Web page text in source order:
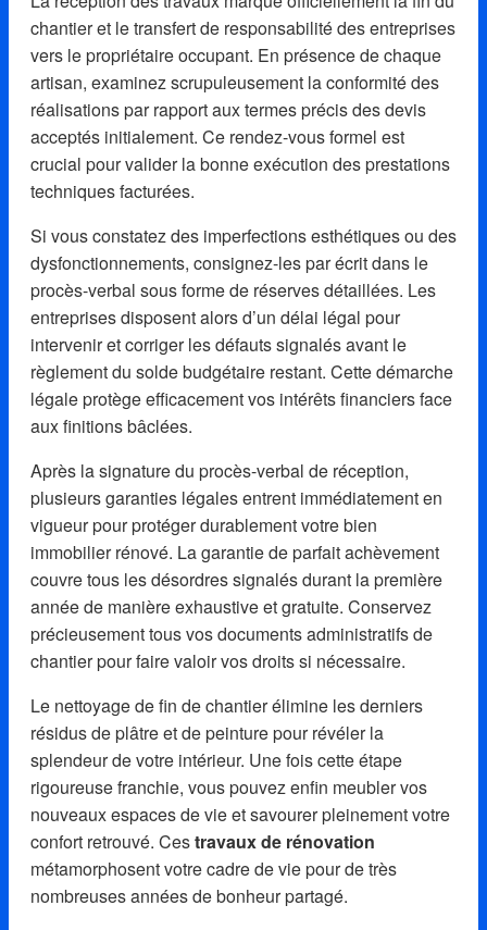
chantier et le transfert de responsabilité des entreprises
vers le propriétaire occupant. En présence de chaque
artisan, examinez scrupuleusement la conformité des
réalisations par rapport aux termes précis des devis
acceptés initialement. Ce rendez-vous formel est
crucial pour valider la bonne exécution des prestations
techniques facturées.
Si vous constatez des imperfections esthétiques ou des
dysfonctionnements, consignez-les par écrit dans le
procès-verbal sous forme de réserves détaillées. Les
entreprises disposent alors d’un délai légal pour
intervenir et corriger les défauts signalés avant le
règlement du solde budgétaire restant. Cette démarche
légale protège efficacement vos intérêts financiers face
aux finitions bâclées.
Après la signature du procès-verbal de réception,
plusieurs garanties légales entrent immédiatement en
vigueur pour protéger durablement votre bien
immobilier rénové. La garantie de parfait achèvement
couvre tous les désordres signalés durant la première
année de manière exhaustive et gratuite. Conservez
précieusement tous vos documents administratifs de
chantier pour faire valoir vos droits si nécessaire.
Le nettoyage de fin de chantier élimine les derniers
résidus de plâtre et de peinture pour révéler la
splendeur de votre intérieur. Une fois cette étape
rigoureuse franchie, vous pouvez enfin meubler vos
nouveaux espaces de vie et savourer pleinement votre
confort retrouvé. Cestravaux de rénovation
métamorphosent votre cadre de vie pour de très
nombreuses années de bonheur partagé.